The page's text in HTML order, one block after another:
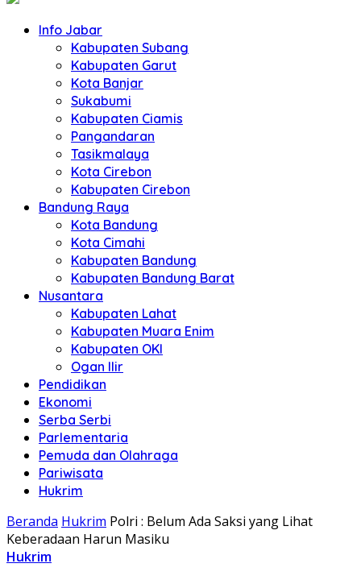
Info Jabar
Kabupaten Subang
Kabupaten Garut
Kota Banjar
Sukabumi
Kabupaten Ciamis
Pangandaran
Tasikmalaya
Kota Cirebon
Kabupaten Cirebon
Bandung Raya
Kota Bandung
Kota Cimahi
Kabupaten Bandung
Kabupaten Bandung Barat
Nusantara
Kabupaten Lahat
Kabupaten Muara Enim
Kabupaten OKI
Ogan Ilir
Pendidikan
Ekonomi
Serba Serbi
Parlementaria
Pemuda dan Olahraga
Pariwisata
Hukrim
Beranda Hukrim Polri : Belum Ada Saksi yang Lihat
Keberadaan Harun Masiku
Hukrim